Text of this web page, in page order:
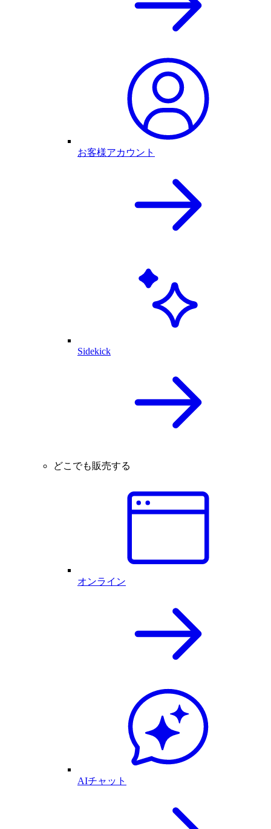
お客様アカウント
Sidekick
どこでも販売する
オンライン
AIチャット